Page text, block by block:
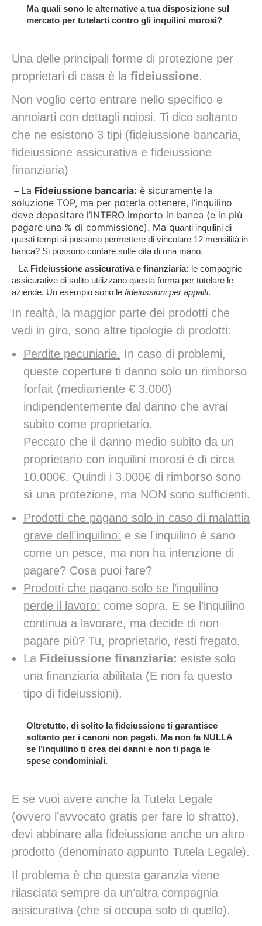
Ma quali sono le alternative a tua disposizione sul
mercato per tutelarti contro gli inquilini morosi?
Una delle principali forme di protezione per
proprietari di casa è la fideiussione.
Non voglio certo entrare nello specifico e
annoiarti con dettagli noiosi. Ti dico soltanto
che ne esistono 3 tipi (fideiussione bancaria,
fideiussione assicurativa e fideiussione
finanziaria)
– La Fideiussione bancaria: è sicuramente la
soluzione TOP, ma per poterla ottenere, l’inquilino
deve depositare l’INTERO importo in banca (e in più
pagare una % di commissione). Ma quanti inquilini di
questi tempi si possono permettere di vincolare 12 mensilità in
banca? Si possono contare sulle dita di una mano.
– La Fideiussione assicurativa e finanziaria: le compagnie
assicurative di solito utilizzano questa forma per tutelare le
aziende. Un esempio sono le fideiussioni per appalti.
In realtà, la maggior parte dei prodotti che
vedi in giro, sono altre tipologie di prodotti:
Perdite pecuniarie. In caso di problemi,
queste coperture ti danno solo un rimborso
forfait (mediamente € 3.000)
indipendentemente dal danno che avrai
subito come proprietario.
Peccato che il danno medio subito da un
proprietario con inquilini morosi è di circa
10.000€. Quindi i 3.000€ di rimborso sono
sì una protezione, ma NON sono sufficienti.
Prodotti che pagano solo in caso di malattia
grave dell’inquilino: e se l’inquilino è sano
come un pesce, ma non ha intenzione di
pagare? Cosa puoi fare?
Prodotti che pagano solo se l’inquilino
perde il lavoro: come sopra. E se l’inquilino
continua a lavorare, ma decide di non
pagare più? Tu, proprietario, resti fregato.
La Fideiussione finanziaria: esiste solo
una finanziaria abilitata (E non fa questo
tipo di fideiussioni).
Oltretutto, di solito la fideiussione ti garantisce
soltanto per i canoni non pagati. Ma non fa NULLA
se l’inquilino ti crea dei danni e non ti paga le
spese condominiali.
E se vuoi avere anche la Tutela Legale
(ovvero l’avvocato gratis per fare lo sfratto),
devi abbinare alla fideiussione anche un altro
prodotto (denominato appunto Tutela Legale).
Il problema è che questa garanzia viene
rilasciata sempre da un’altra compagnia
assicurativa (che si occupa solo di quello).